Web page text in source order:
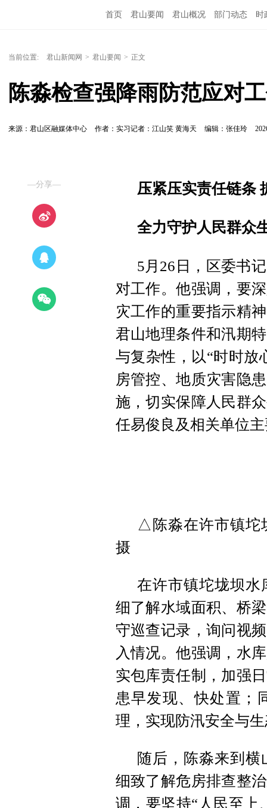
首页 君山要闻 君山概况 部门动态 时
当前位置: 君山新闻网 > 君山要闻 > 正文
陈淼检查强降雨防范应对
来源：君山区融媒体中心 作者：实习记者：江山笑 黄海天 编辑：张佳玲
—分享— 压紧压实责任链条
全力守护人民群众
5月26日，区委书
对工作。他强调，要
灾工作的重要指示精
君山地理条件和汛期
与复杂性，以“时时放
房管控、地质灾害隐
施，切实保障人民群
任易俊良及相关单位
△陈淼在许市镇坨
摄
在许市镇坨垅坝水
细了解水域面积、桥
守巡查记录，询问视
入情况。他强调，水
实包库责任制，加强
患早发现、快处置；
理，实现防汛安全与
随后，陈淼来到
细致了解危房排查整
调，要坚持“人民至上